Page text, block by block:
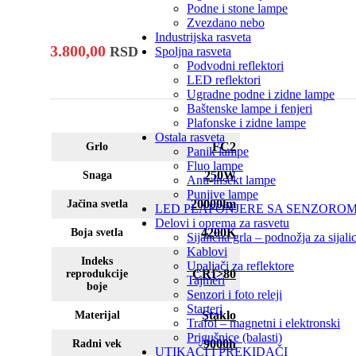
Podne i stone lampe
Zvezdano nebo
Industrijska rasveta
Spoljna rasveta
Podvodni reflektori
LED reflektori
Ugradne podne i zidne lampe
Baštenske lampe i fenjeri
Plafonske i zidne lampe
Ostala rasveta
Panik lampe
Fluo lampe
Anti-insekt lampe
Punjive lampe
LED PLAFONJERE SA
Delovi i oprema za rasvetu
Sijalična grla – podnožja za
Kablovi
Upaljači za reflektore
Tajmeri
Senzori i foto releji
Starteri
Trafoi – magnetni i elektronski
Prigušnice (balasti)
UTIKAČI I PREKIDAČI
3.800,00 RSD
Grlo FC2
Snaga 250W
Jačina svetla 20000lm
Boja svetla 4200K
Indeks
reprodukcije
boje
CRI>80
Materijal Staklo
Radni vek 9000h